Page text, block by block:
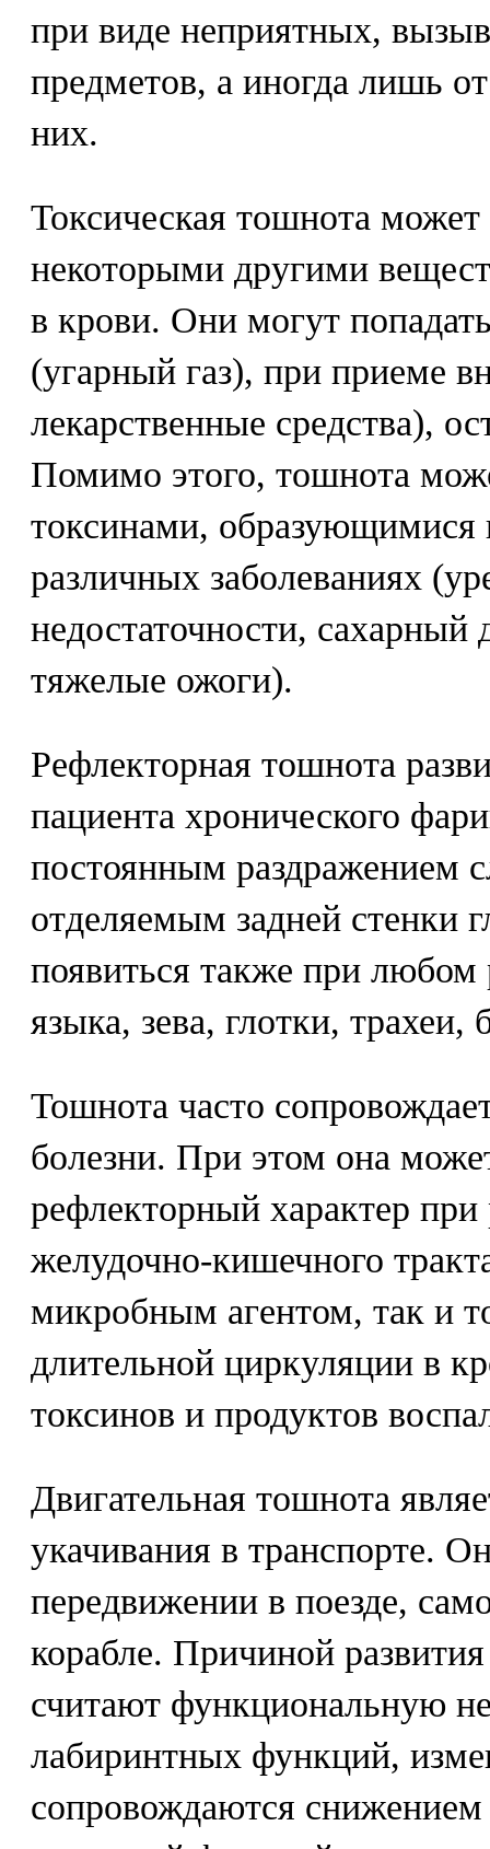
при виде неприятных,
предметов, а иногда лишь
них.
Токсическая тошнота
некоторыми другими
в крови. Они могут
(угарный газ), при приеме
лекарственные средства),
Помимо этого, тошнота
токсинами, образующимися
различных заболеваниях
недостаточности, сахарный
тяжелые ожоги).
Рефлекторная тошнота
пациента хронического
постоянным раздражением
отделяемым задней стенки
появиться также при любом
языка, зева, глотки,
Тошнота часто
болезни. При этом она
рефлекторный характер при
желудочно-кишечного
микробным агентом, так и
длительной циркуляции в
токсинов и продуктов
Двигательная тошнота
укачивания в транспорте.
передвижении в поезде,
корабле. Причиной
считают функциональную
лабиринтных функций,
сопровождаются снижением